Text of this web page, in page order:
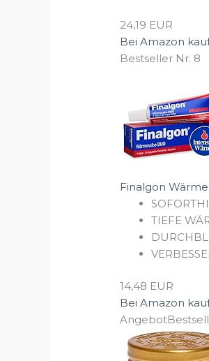
24,19 EUR
Bei Amazon
Bestseller Nr. 8
Finalgon
TIEFE
14,48 EUR
Bei Amazon
Angebot